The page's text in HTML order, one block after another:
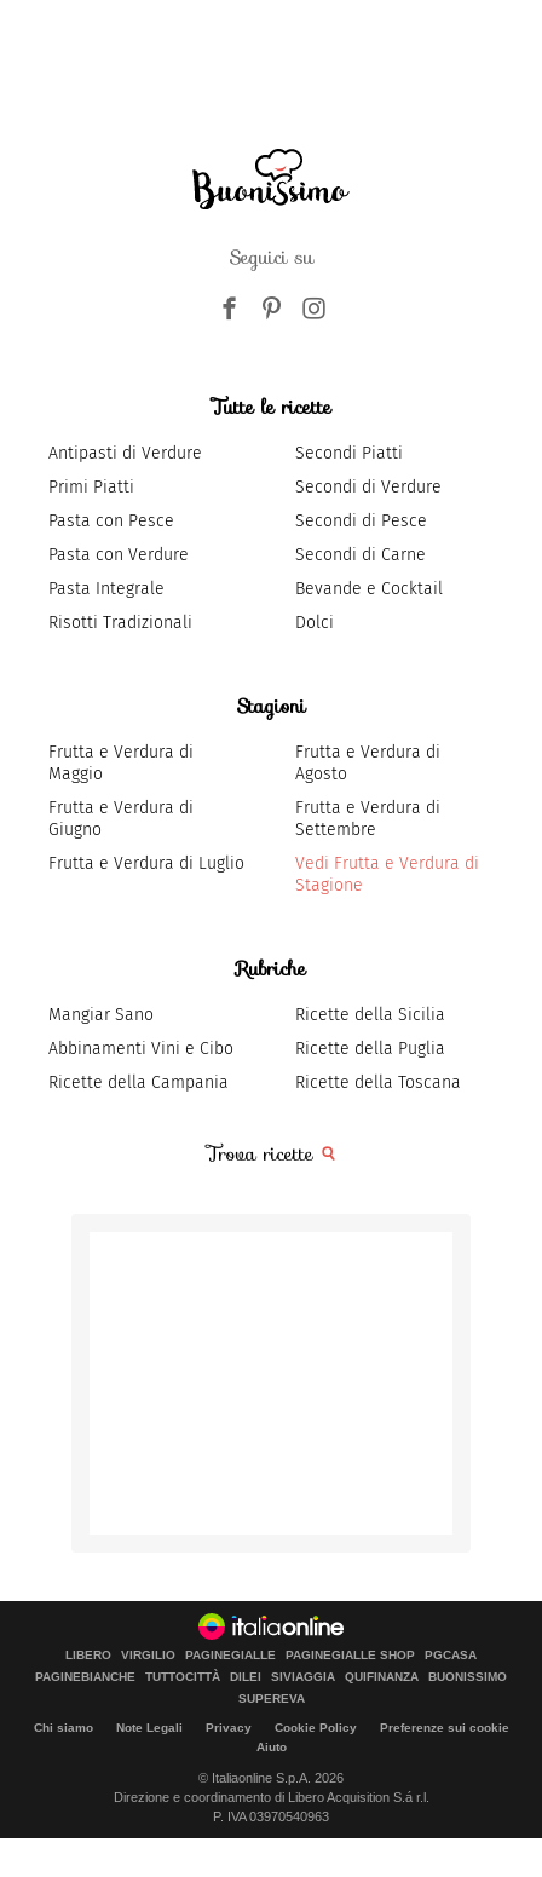
Seguici su
Tutte le ricette
Antipasti di Verdure
Primi Piatti
Pasta con Pesce
Pasta con Verdure
Pasta Integrale
Risotti Tradizionali
Secondi Piatti
Secondi di Verdure
Secondi di Pesce
Secondi di Carne
Bevande e Cocktail
Dolci
Stagioni
Frutta e Verdura di
Maggio
Frutta e Verdura di
Giugno
Frutta e Verdura di Luglio
Frutta e Verdura di
Agosto
Frutta e Verdura di
Settembre
Vedi Frutta e Verdura di
Stagione
Rubriche
Mangiar Sano
Abbinamenti Vini e Cibo
Ricette della Campania
Ricette della Sicilia
Ricette della Puglia
Ricette della Toscana
Trova ricette
LIBERO VIRGILIO PAGINEGIALLE PAGINEGIALLE SHOP
PGCASA
PAGINEBIANCHE
TUTTOCITTÀ DILEI SIVIAGGIA QUIFINANZA
BUONISSIMO
SUPEREVA
Chi siamo Note Legali Privacy Cookie Policy
Preferenze sui cookie
Aiuto
© Italiaonline S.p.A. 2026
Direzione e coordinamento di Libero Acquisition S.á r.l.
P. IVA 03970540963